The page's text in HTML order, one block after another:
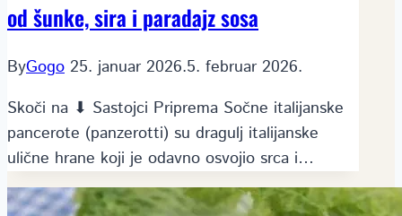
od šunke, sira i paradajz sosa
ByGogo 25. januar 2026.5. februar 2026.
Skoči na ⬇ Sastojci Priprema Sočne italijanske
pancerote (panzerotti) su dragulj italijanske
ulične hrane koji je odavno osvojio srca i…